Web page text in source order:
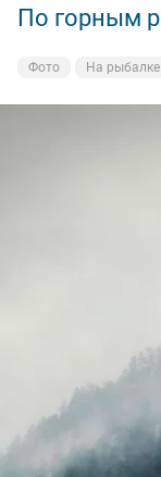
По горным
Фото На рыбалке